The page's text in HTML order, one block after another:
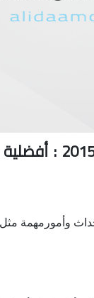
الشيخ دعموش في
مثل